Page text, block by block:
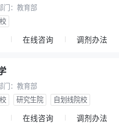
： 教育部
在线咨询 调剂办法
： 教育部
研究生院 自划线院校
在线咨询 调剂办法